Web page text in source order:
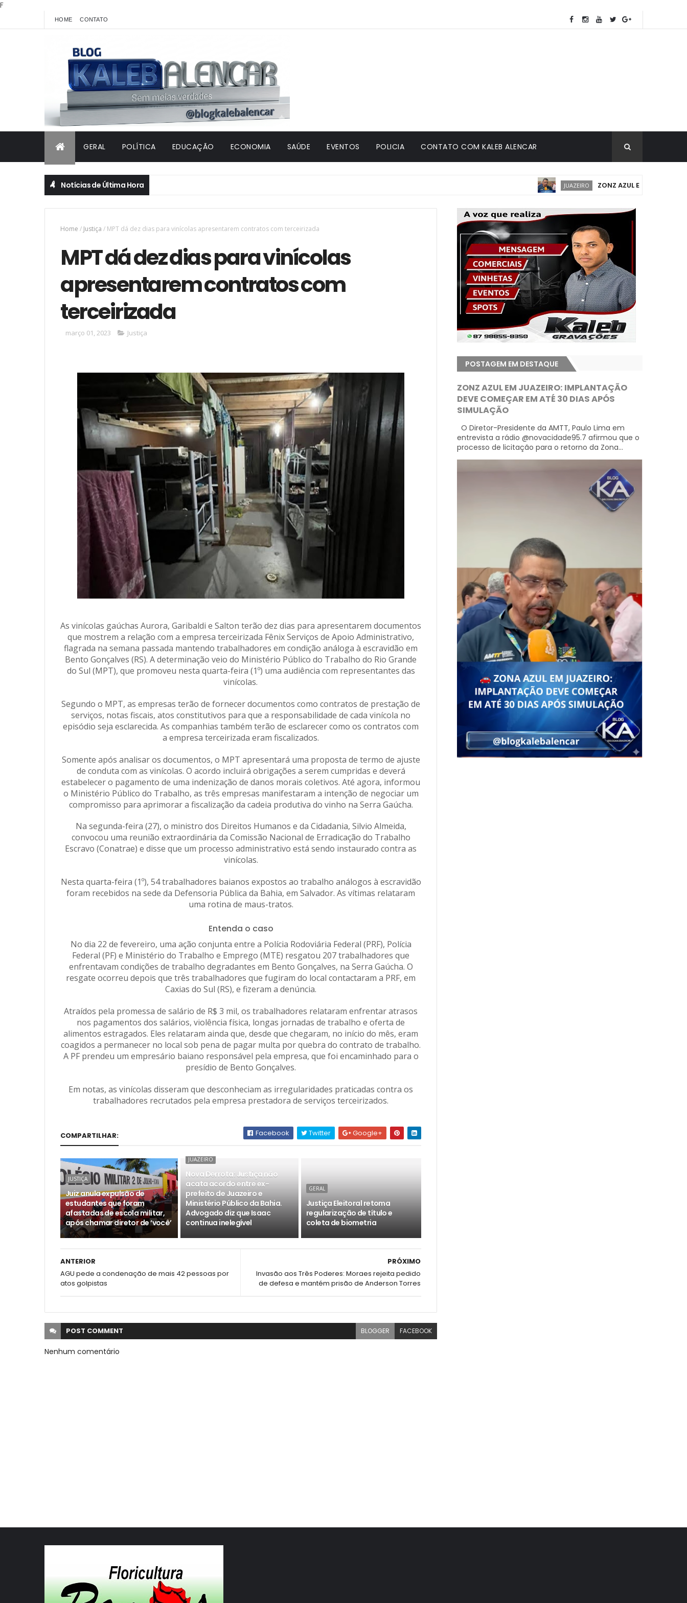
F
HOME CONTATO
GERAL POLÍTICA EDUCAÇÃO ECONOMIA SAÚDE EVENTOS POLICIA CONTATO COM KALEB ALENCAR
Notícias de Última Hora JUAZEIRO ZONZ AZUL EM JUAZEIRO:
Home / Justiça / MPT dá dez dias para vinícolas apresentarem contratos com terceirizada
MPT dá dez dias para vinícolas
apresentarem contratos com
terceirizada
março 01, 2023 Justiça
As vinícolas gaúchas Aurora, Garibaldi e Salton terão dez dias para apresentarem documentos
que mostrem a relação com a empresa terceirizada Fênix Serviços de Apoio Administrativo,
flagrada na semana passada mantendo trabalhadores em condição análoga à escravidão em
Bento Gonçalves (RS). A determinação veio do Ministério Público do Trabalho do Rio Grande
do Sul (MPT), que promoveu nesta quarta-feira (1º) uma audiência com representantes das
vinícolas.
Segundo o MPT, as empresas terão de fornecer documentos como contratos de prestação de
serviços, notas fiscais, atos constitutivos para que a responsabilidade de cada vinícola no
episódio seja esclarecida. As companhias também terão de esclarecer como os contratos com
a empresa terceirizada eram fiscalizados.
Somente após analisar os documentos, o MPT apresentará uma proposta de termo de ajuste
de conduta com as vinícolas. O acordo incluirá obrigações a serem cumpridas e deverá
estabelecer o pagamento de uma indenização de danos morais coletivos. Até agora, informou
o Ministério Público do Trabalho, as três empresas manifestaram a intenção de negociar um
compromisso para aprimorar a fiscalização da cadeia produtiva do vinho na Serra Gaúcha.
Na segunda-feira (27), o ministro dos Direitos Humanos e da Cidadania, Silvio Almeida,
convocou uma reunião extraordinária da Comissão Nacional de Erradicação do Trabalho
Escravo (Conatrae) e disse que um processo administrativo está sendo instaurado contra as
vinícolas.
Nesta quarta-feira (1º), 54 trabalhadores baianos expostos ao trabalho análogos à escravidão
foram recebidos na sede da Defensoria Pública da Bahia, em Salvador. As vítimas relataram
uma rotina de maus-tratos.
Entenda o caso
No dia 22 de fevereiro, uma ação conjunta entre a Polícia Rodoviária Federal (PRF), Polícia
Federal (PF) e Ministério do Trabalho e Emprego (MTE) resgatou 207 trabalhadores que
enfrentavam condições de trabalho degradantes em Bento Gonçalves, na Serra Gaúcha. O
resgate ocorreu depois que três trabalhadores que fugiram do local contactaram a PRF, em
Caxias do Sul (RS), e fizeram a denúncia.
Atraídos pela promessa de salário de R$ 3 mil, os trabalhadores relataram enfrentar atrasos
nos pagamentos dos salários, violência física, longas jornadas de trabalho e oferta de
alimentos estragados. Eles relataram ainda que, desde que chegaram, no início do mês, eram
coagidos a permanecer no local sob pena de pagar multa por quebra do contrato de trabalho.
A PF prendeu um empresário baiano responsável pela empresa, que foi encaminhado para o
presídio de Bento Gonçalves.
Em notas, as vinícolas disseram que desconheciam as irregularidades praticadas contra os
trabalhadores recrutados pela empresa prestadora de serviços terceirizados.
COMPARTILHAR: Facebook Twitter Google+
JUSTIÇA
Juiz anula expulsão de
estudantes que foram
afastadas de escola militar,
após chamar diretor de ‘você’
JUAZEIRO
Nova Derrota: Justiça não
acata acordo entre ex-
prefeito de Juazeiro e
Ministério Público da Bahia.
Advogado diz que Isaac
continua inelegível
GERAL
Justiça Eleitoral retoma
regularização de título e
coleta de biometria
PRÓXIMO
Invasão aos Três Poderes: Moraes rejeita pedido
de defesa e mantém prisão de Anderson Torres
ANTERIOR
AGU pede a condenação de mais 42 pessoas por
atos golpistas
POST COMMENT BLOGGER FACEBOOK
Nenhum comentário
POSTAGEM EM DESTAQUE
ZONZ AZUL EM JUAZEIRO: IMPLANTAÇÃO
DEVE COMEÇAR EM ATÉ 30 DIAS APÓS
SIMULAÇÃO
O Diretor-Presidente da AMTT, Paulo Lima em
entrevista a rádio @novacidade95.7 afirmou que o
processo de licitação para o retorno da Zona...